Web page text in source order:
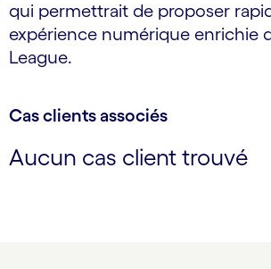
qui permettrait de proposer
expérience numérique enrichie
League.
Cas clients associés
Aucun cas client trouvé